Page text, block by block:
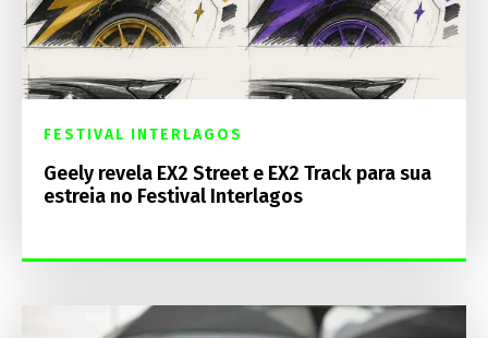
FESTIVAL INTERLAGOS
Geely revela EX2 Street e EX2 Track para sua
estreia no Festival Interlagos